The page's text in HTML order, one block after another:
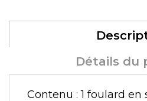
Détails du
Contenu : 1 foulard en